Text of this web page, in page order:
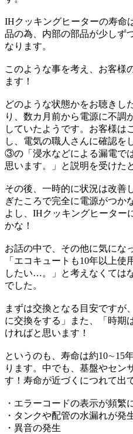
IHクッキングヒーターの寿命
品の為、 内部の部品が少しず
なります。
このような事を考え、お客様
ます！
どのような状態かをお聴きし
り、 数カ月前から電源に不調
していたようです。 お客様は
し、 電気の職人さんに確認を
③の「浸水などによる漏電で
思います。」と説明を受けた
その後、一時的に状況は改善
ぎたころで完全に電源がつか
よし、IHクッキングヒーター
かな！
お話の中で、その他に気にな
「エコキュートも10年以上
したい…。」
と考えなくては
でした。
まずは交換となる目安ですが
に交換をする」
また、「時期
ければと思います！
というのも、寿命は約10∼15
ります。 中でも、基盤やセン
す！ 寿命が近づくにつれて出
・エラーコードの表示が頻繁
・タンクや配管の水漏れが発
・異音の発生